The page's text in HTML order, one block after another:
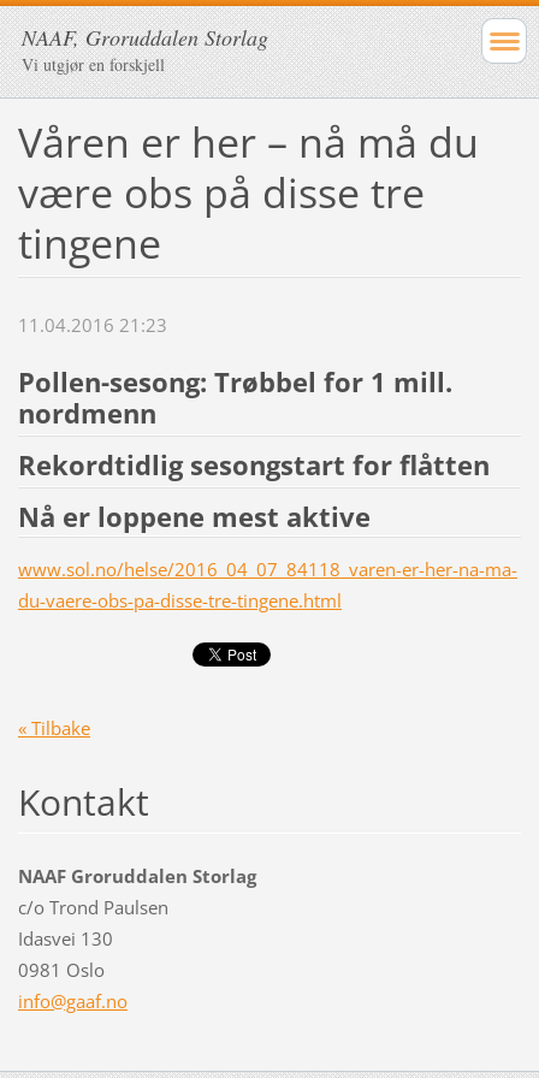
NAAF, Groruddalen Storlag
Vi utgjør en forskjell
Våren er her – nå må du
være obs på disse tre
tingene
11.04.2016 21:23
Pollen-sesong: Trøbbel for 1 mill.
nordmenn
Rekordtidlig sesongstart for flåtten
Nå er loppene mest aktive
www.sol.no/helse/2016_04_07_84118_varen-er-her-na-ma-
du-vaere-obs-pa-disse-tre-tingene.html
« Tilbake
Kontakt
NAAF Groruddalen Storlag
c/o Trond Paulsen
Idasvei 130
0981 Oslo
info@gaaf.no